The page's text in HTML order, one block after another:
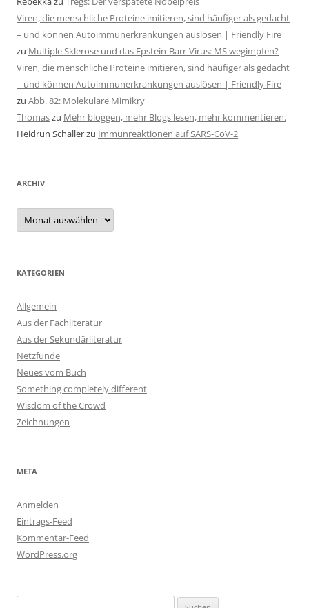
Viren, die menschliche Proteine imitieren, sind häufiger als gedacht
– und können Autoimmunerkrankungen auslösen | Friendly Fire
zu Multiple Sklerose und das Epstein-Barr-Virus: MS wegimpfen?
Viren, die menschliche Proteine imitieren, sind häufiger als gedacht
– und können Autoimmunerkrankungen auslösen | Friendly Fire
zu Abb. 82: Molekulare Mimikry
Thomaszu Mehr bloggen, mehr Blogs lesen, mehr kommentieren.
Heidrun Schallerzu Immunreaktionen auf SARS-CoV-2
ARCHIV
Archiv
KATEGORIEN
Allgemein
Aus der Fachliteratur
Aus der Sekundärliteratur
Netzfunde
Neues vom Buch
Something completely different
Wisdom of the Crowd
Zeichnungen
META
Anmelden
Eintrags-Feed
Kommentar-Feed
WordPress.org